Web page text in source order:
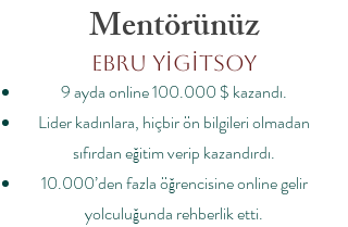
Mentörünüz
Ebru Yigitsoy
9 ayda online 100.000 $ kazandı.
Lider kadınlara, hiçbir ön bilgileri olmadan
sıfırdan eğitim verip kazandırdı.
10.000’den fazla öğrencisine online gelir
yolculuğunda rehberlik etti.